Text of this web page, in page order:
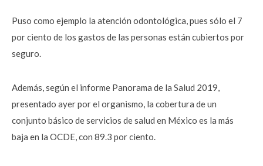
Puso como ejemplo la atención odontológica, pues sólo el 7
por ciento de los gastos de las personas están cubiertos por
seguro.
Además, según el informe Panorama de la Salud 2019,
presentado ayer por el organismo, la cobertura de un
conjunto básico de servicios de salud en México es la más
baja en la OCDE, con 89.3 por ciento.